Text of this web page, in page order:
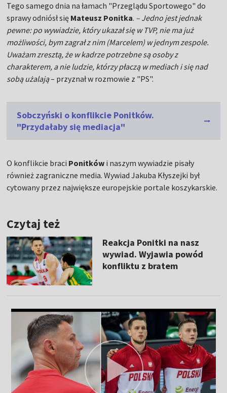
Tego samego dnia na łamach "Przeglądu Sportowego" do
sprawy odniósł się Mateusz Ponitka. – Jedno jest jednak
pewne: po wywiadzie, który ukazał się w TVP, nie ma już
możliwości, bym zagrał z nim (Marcelem) w jednym zespole.
Uważam zresztą, że w kadrze potrzebne są osoby z
charakterem, a nie ludzie, którzy płaczą w mediach i się nad
sobą użalają– przyznał w rozmowie z "PS".
Sobczyński o konflikcie Ponitków.
"Przydałaby się mediacja"
O konflikcie braci Ponitków i naszym wywiadzie pisały
również zagraniczne media. Wywiad Jakuba Kłyszejki był
cytowany przez największe europejskie portale koszykarskie.
Czytaj też
Reakcja Ponitki na nasz
wywiad. Wyjawia powód
konfliktu z bratem